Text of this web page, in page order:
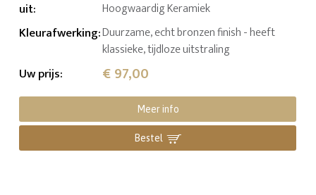
uit: Hoogwaardig Keramiek
Kleurafwerking:Duurzame, echt bronzen finish - heeft
klassieke, tijdloze uitstraling
Uw prijs: € 97,00
Meer info
Bestel